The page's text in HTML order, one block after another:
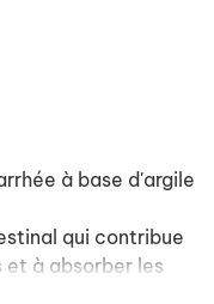
à base d'argile
qui contribue
et à absorber les